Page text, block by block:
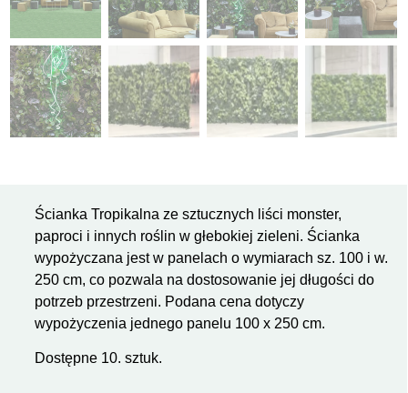
Ścianka Tropikalna ze sztucznych liści monster,
paproci i innych roślin w głebokiej zieleni. Ścianka
wypożyczana jest w panelach o wymiarach sz. 100 i w.
250 cm, co pozwala na dostosowanie jej długości do
potrzeb przestrzeni. Podana cena dotyczy
wypożyczenia jednego panelu 100 x 250 cm.
Dostępne 10. sztuk.